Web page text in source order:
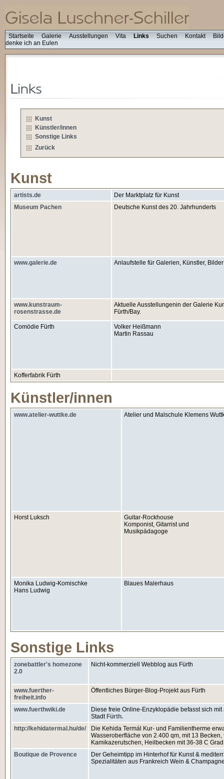
Startseite Galerie Ausstellungen Vita Links Suchen Kontakt
denke ich an Eulen
Kunst
Künstler/innen
Sonstige Links
Zurück
Kunst
artists.de
Der Marktplatz für Kunst
Museum Pachen
Deutsche Kunst des 20. Jahrhunderts
www.galerie.de Anlaufstelle für Galerien, Künstler,
www.kunstraum-
rosenstrasse.de
Aktuelle Ausstellungenin der Galerie
Fürth/Bay.
Comödie Fürth
Volker Heißmann
Martin Rassau
Kofferfabrik Fürth
Künstler/innen
www.atelier-wuttke.de Atelier und Malschule Klemens
Horst Luksch
Guitar-Rockhouse
Komponist, Gitarrist und
Musikpädagoge
Monika Ludwig-Komischke
Hans Ludwig
Blaues Malerhaus
Sonstige Links
zonebattler's homezone
2.0
Nicht-kommerziell Webblog aus Fürth
www.fuerther-
freiheit.info
Öffentliches Bürger-Blog-Projekt aus Fürth
www.fuerthwiki.de
Diese freie Online-Enzyklopädie befasst sich
Stadt Fürth.
http://kehidatermal.hu/de/
Die Kehida Termál Kur- und Familientherme
Wasseroberfläche von 2.400 qm, mit 13
Kamikazerutschen, Heilbecken mit 36-38 C
Boutique de Provence
Der Geheimtipp im Hinterhof für Kunst &
Spezialitäten aus Frankreich Wein &